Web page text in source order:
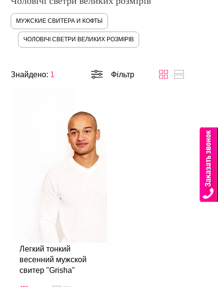
МУЖСКИЕ СВИТЕРА И КОФТЫ
ЧОЛОВІЧІ СВЕТРИ ВЕЛИКИХ РОЗМІРІВ
Знайдено: 1 Фільтр
Легкий тонкий
весенний мужской
свитер "Grisha"